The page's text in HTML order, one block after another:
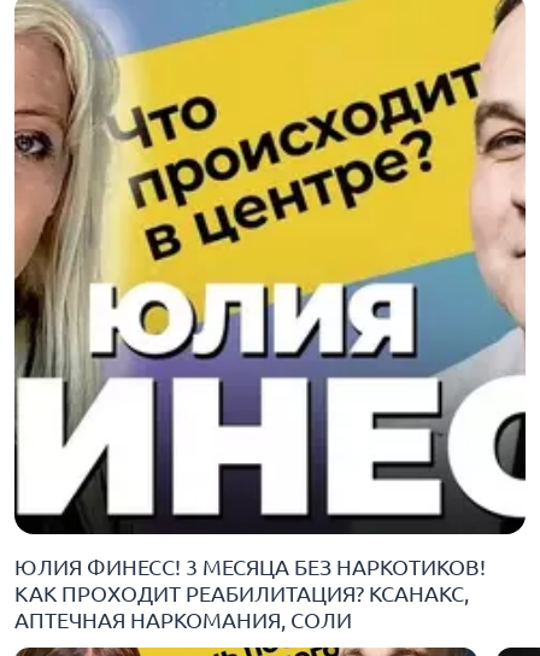
ЮЛИЯ ФИНЕСС! 3 МЕСЯЦА БЕЗ НАРКОТИКОВ!
КАК ПРОХОДИТ РЕАБИЛИТАЦИЯ? КСАНАКС,
АПТЕЧНАЯ НАРКОМАНИЯ, СОЛИ